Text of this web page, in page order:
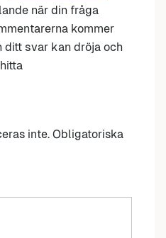
när din fråga
kommer
ditt svar kan dröja och
inte. Obligatoriska